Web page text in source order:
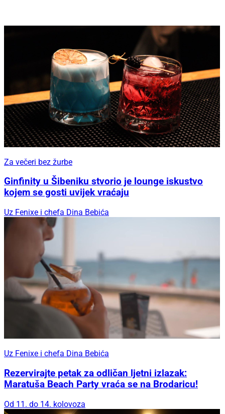
Za večeri bez žurbe
Ginfinity u Šibeniku stvorio je lounge iskustvo
kojem se gosti uvijek vraćaju
Uz Fenixe i chefa Dina Bebića
Uz Fenixe i chefa Dina Bebića
Rezervirajte petak za odličan ljetni izlazak:
Maratuša Beach Party vraća se na Brodaricu!
Od 11. do 14. kolovoza